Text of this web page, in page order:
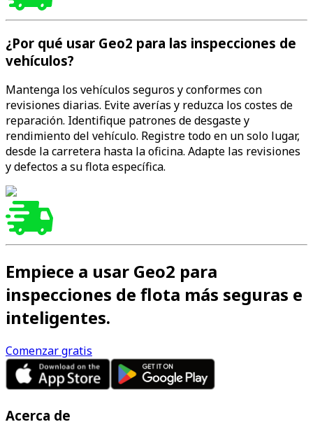
¿Por qué usar Geo2 para las inspecciones de
vehículos?
Mantenga los vehículos seguros y conformes con
revisiones diarias. Evite averías y reduzca los costes de
reparación. Identifique patrones de desgaste y
rendimiento del vehículo. Registre todo en un solo lugar,
desde la carretera hasta la oficina. Adapte las revisiones
y defectos a su flota específica.
Empiece a usar Geo2 para
inspecciones de flota más seguras e
inteligentes.
Comenzar gratis
Acerca de